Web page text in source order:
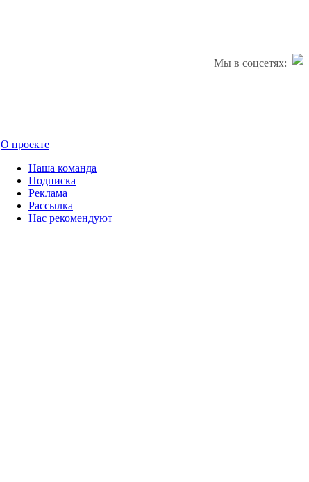
Мы в соцсетях:
О проекте
Наша команда
Подписка
Реклама
Рассылка
Нас рекомендуют